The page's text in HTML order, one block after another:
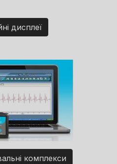
дисплеї
комплекси